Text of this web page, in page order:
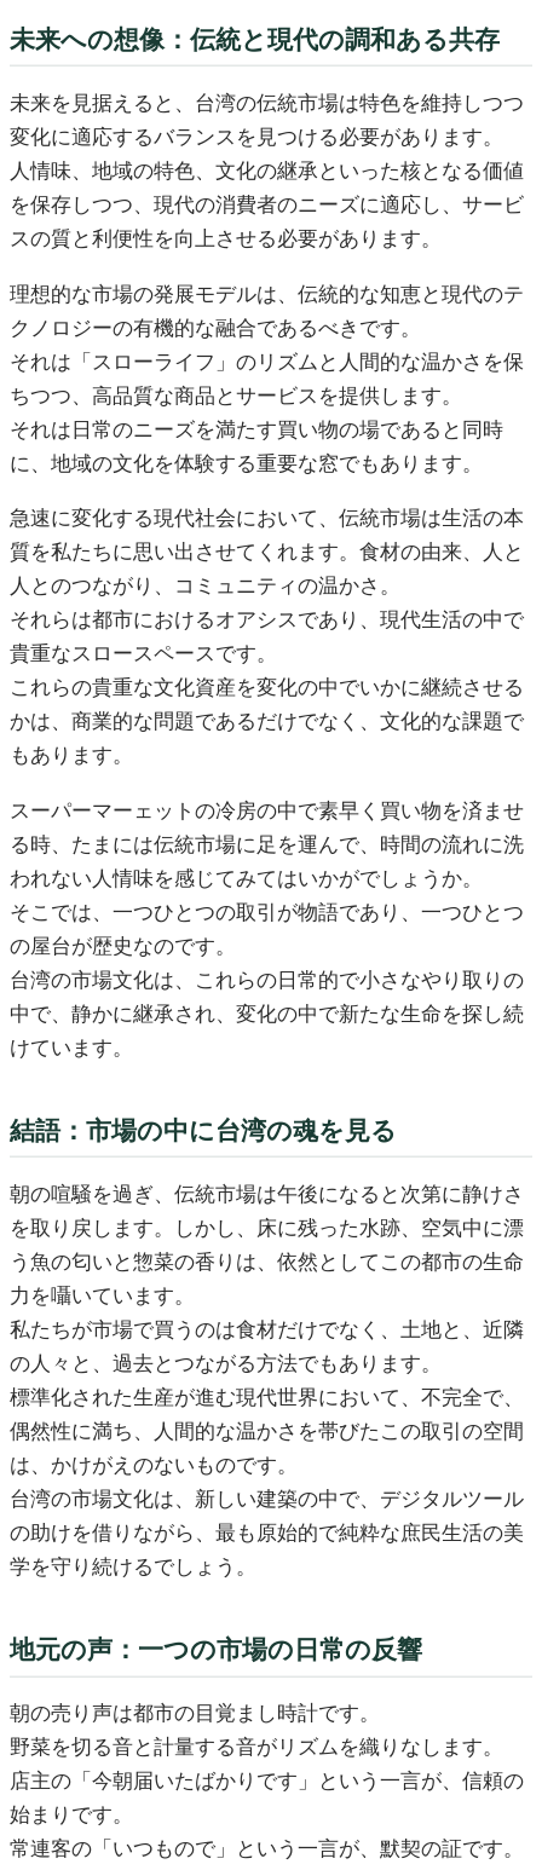
未来への想像：伝統と現代の調和ある共存
未来を見据えると、台湾の伝統市場は特色を維持しつつ
変化に適応するバランスを見つける必要があります。
人情味、地域の特色、文化の継承といった核となる価値
を保存しつつ、現代の消費者のニーズに適応し、サービ
スの質と利便性を向上させる必要があります。
理想的な市場の発展モデルは、伝統的な知恵と現代のテ
クノロジーの有機的な融合であるべきです。
それは「スローライフ」のリズムと人間的な温かさを保
ちつつ、高品質な商品とサービスを提供します。
それは日常のニーズを満たす買い物の場であると同時
に、地域の文化を体験する重要な窓でもあります。
急速に変化する現代社会において、伝統市場は生活の本
質を私たちに思い出させてくれます。食材の由来、人と
人とのつながり、コミュニティの温かさ。
それらは都市におけるオアシスであり、現代生活の中で
貴重なスロースペースです。
これらの貴重な文化資産を変化の中でいかに継続させる
かは、商業的な問題であるだけでなく、文化的な課題で
もあります。
スーパーマーェットの冷房の中で素早く買い物を済ませ
る時、たまには伝統市場に足を運んで、時間の流れに洗
われない人情味を感じてみてはいかがでしょうか。
そこでは、一つひとつの取引が物語であり、一つひとつ
の屋台が歴史なのです。
台湾の市場文化は、これらの日常的で小さなやり取りの
中で、静かに継承され、変化の中で新たな生命を探し続
けています。
結語：市場の中に台湾の魂を見る
朝の喧騒を過ぎ、伝統市場は午後になると次第に静けさ
を取り戻します。しかし、床に残った水跡、空気中に漂
う魚の匂いと惣菜の香りは、依然としてこの都市の生命
力を囁いています。
私たちが市場で買うのは食材だけでなく、土地と、近隣
の人々と、過去とつながる方法でもあります。
標準化された生産が進む現代世界において、不完全で、
偶然性に満ち、人間的な温かさを帯びたこの取引の空間
は、かけがえのないものです。
台湾の市場文化は、新しい建築の中で、デジタルツール
の助けを借りながら、最も原始的で純粋な庶民生活の美
学を守り続けるでしょう。
地元の声：一つの市場の日常の反響
朝の売り声は都市の目覚まし時計です。
野菜を切る音と計量する音がリズムを織りなします。
店主の「今朝届いたばかりです」という一言が、信頼の
始まりです。
常連客の「いつもので」という一言が、默契の証です。